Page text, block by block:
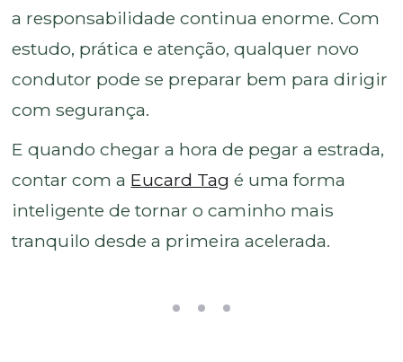
a responsabilidade continua enorme. Com
estudo, prática e atenção, qualquer novo
condutor pode se preparar bem para dirigir
com segurança.
E quando chegar a hora de pegar a estrada,
contar com a Eucard Tag é uma forma
inteligente de tornar o caminho mais
tranquilo desde a primeira acelerada.